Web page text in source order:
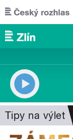
Přejít k hlavnímu
Tipy na výlet